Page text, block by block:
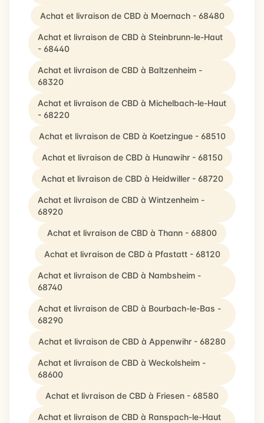
Achat et livraison de CBD à Moernach - 68480
Achat et livraison de CBD à Steinbrunn-le-Haut
- 68440
Achat et livraison de CBD à Baltzenheim -
68320
Achat et livraison de CBD à Michelbach-le-Haut
- 68220
Achat et livraison de CBD à Koetzingue - 68510
Achat et livraison de CBD à Hunawihr - 68150
Achat et livraison de CBD à Heidwiller - 68720
Achat et livraison de CBD à Wintzenheim -
68920
Achat et livraison de CBD à Thann - 68800
Achat et livraison de CBD à Pfastatt - 68120
Achat et livraison de CBD à Nambsheim -
68740
Achat et livraison de CBD à Bourbach-le-Bas -
68290
Achat et livraison de CBD à Appenwihr - 68280
Achat et livraison de CBD à Weckolsheim -
68600
Achat et livraison de CBD à Friesen - 68580
Achat et livraison de CBD à Ranspach-le-Haut